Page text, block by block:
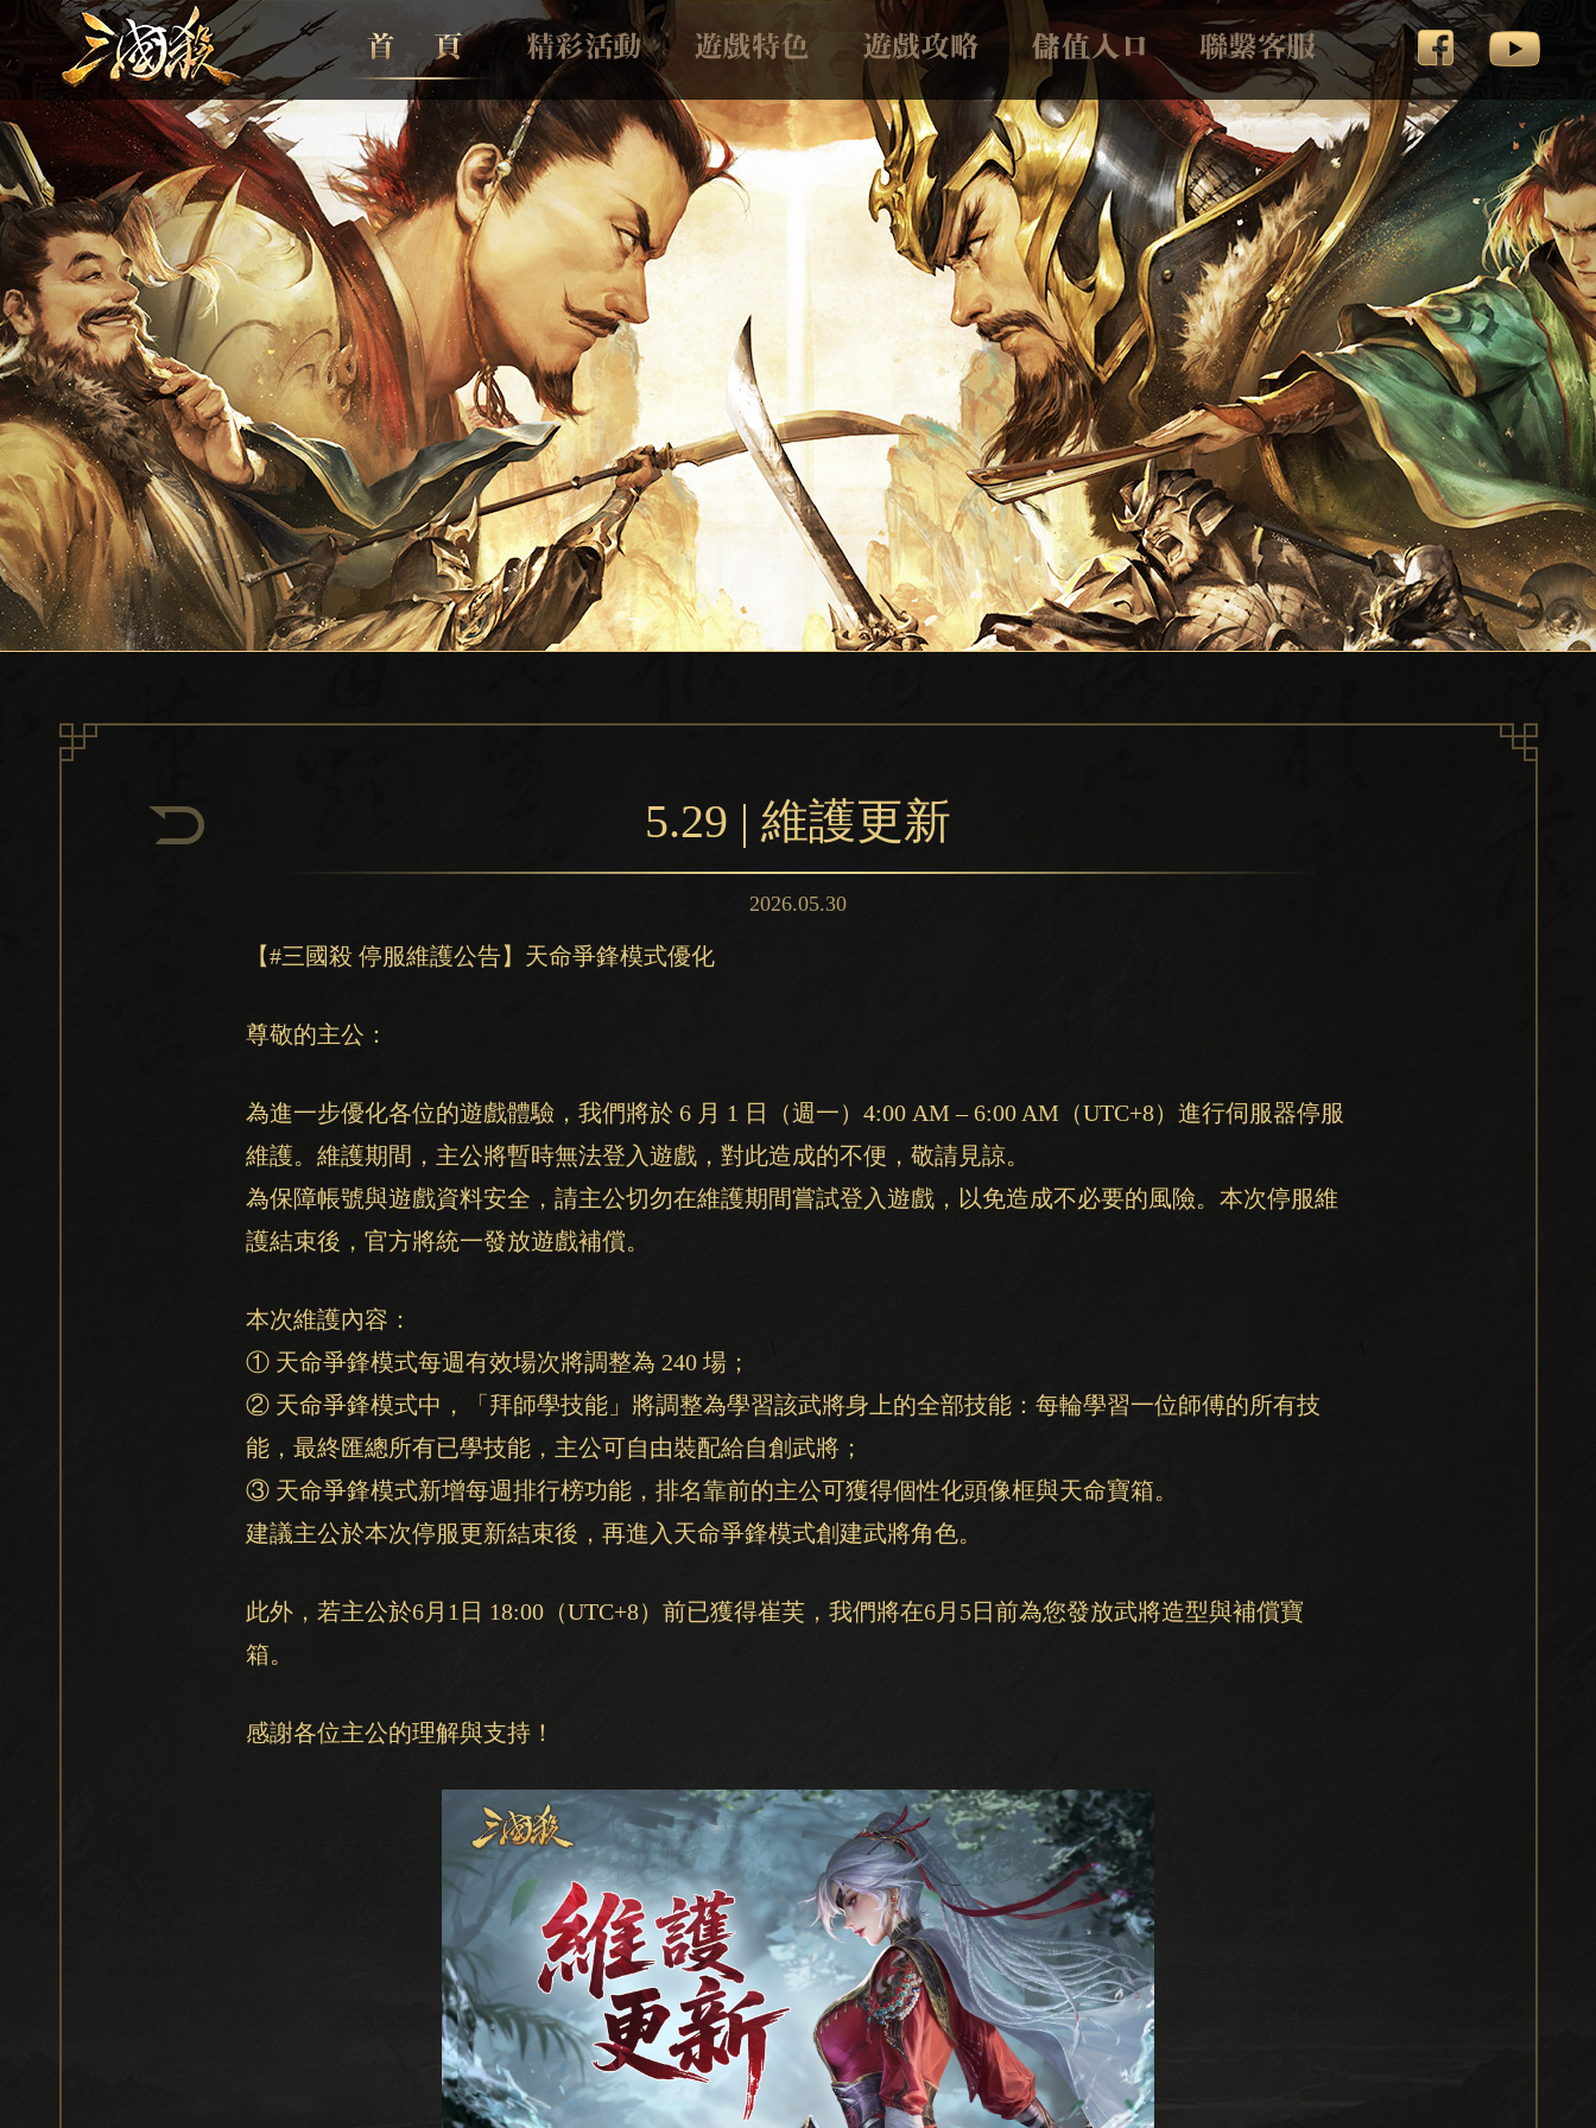
5.29 | 維護更新
2026.05.30
【#三國殺 停服維護公告】天命爭鋒模式優化
尊敬的主公：
為進一步優化各位的遊戲體驗，我們將於 6 月 1 日（週一）4:00 AM – 6:00 AM（UTC+8）進行伺服器停服
維護。維護期間，主公將暫時無法登入遊戲，對此造成的不便，敬請見諒。
為保障帳號與遊戲資料安全，請主公切勿在維護期間嘗試登入遊戲，以免造成不必要的風險。本次停服維
護結束後，官方將統一發放遊戲補償。
本次維護內容：
① 天命爭鋒模式每週有效場次將調整為 240 場；
② 天命爭鋒模式中，「拜師學技能」將調整為學習該武將身上的全部技能：每輪學習一位師傅的所有技
能，最終匯總所有已學技能，主公可自由裝配給自創武將；
③ 天命爭鋒模式新增每週排行榜功能，排名靠前的主公可獲得個性化頭像框與天命寶箱。
建議主公於本次停服更新結束後，再進入天命爭鋒模式創建武將角色。
此外，若主公於6月1日 18:00（UTC+8）前已獲得崔芙，我們將在6月5日前為您發放武將造型與補償寶
箱。
感謝各位主公的理解與支持！